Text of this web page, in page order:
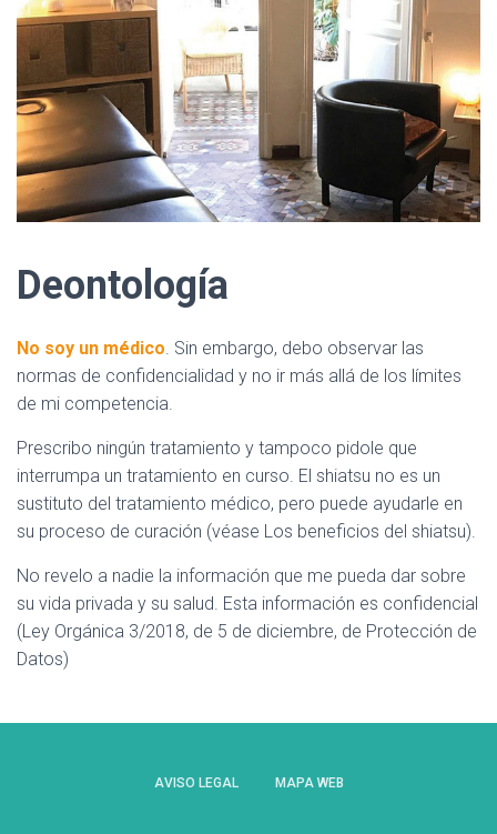
Deontología
No soy un médico. Sin embargo, debo observar las
normas de confidencialidad y no ir más allá de los límites
de mi competencia.
Prescribo ningún tratamiento y tampoco pidole que
interrumpa un tratamiento en curso. El shiatsu no es un
sustituto del tratamiento médico, pero puede ayudarle en
su proceso de curación (véase Los beneficios del shiatsu).
No revelo a nadie la información que me pueda dar sobre
su vida privada y su salud. Esta información es confidencial
(Ley Orgánica 3/2018, de 5 de diciembre, de Protección de
Datos)
AVISO LEGAL MAPA WEB